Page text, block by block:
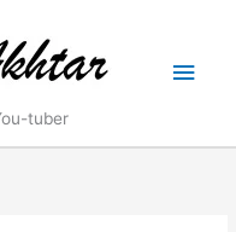
tuber